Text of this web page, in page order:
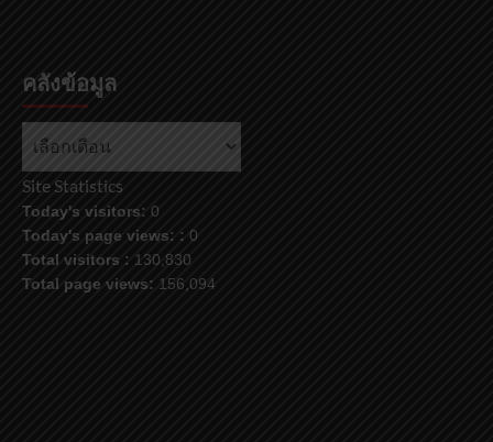
คลังข้อมูล
คลัง
Site Statistics
Today's visitors: 0
Today's page views: : 0
Total visitors : 130,830
Total page views: 156,094